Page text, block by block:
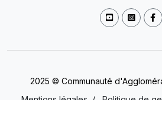
2025 © Communauté
Mentions légales
/ Politique de